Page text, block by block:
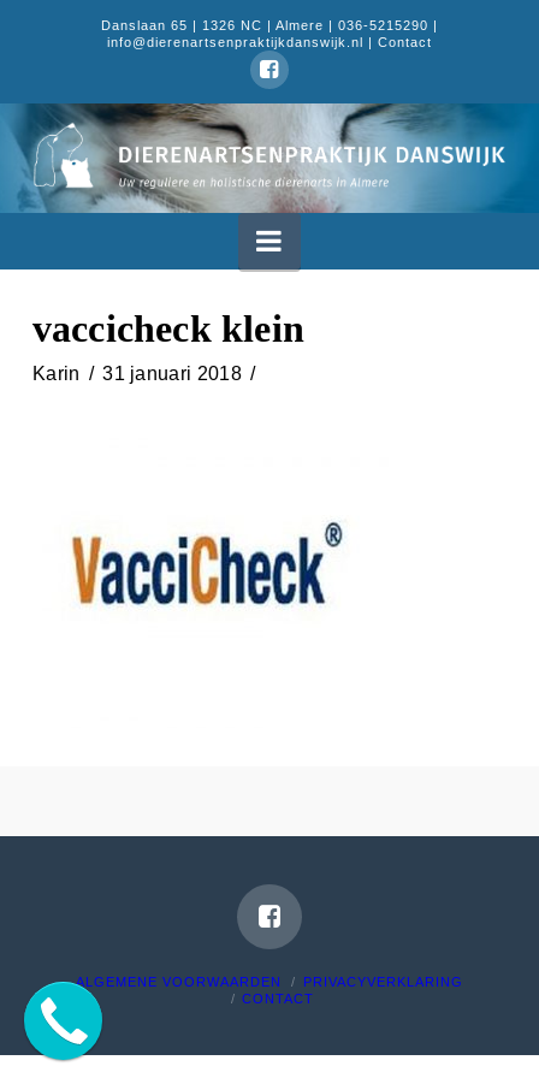
Danslaan 65 | 1326 NC | Almere | 036-5215290 |
info@dierenartsenpraktijkdanswijk.nl | Contact
Dierenartsenpraktijk
Danswijk
Navigation
vaccicheck klein
Karin 31 januari 2018
ALGEMENE VOORWAARDEN
PRIVACYVERKLARING
CONTACT